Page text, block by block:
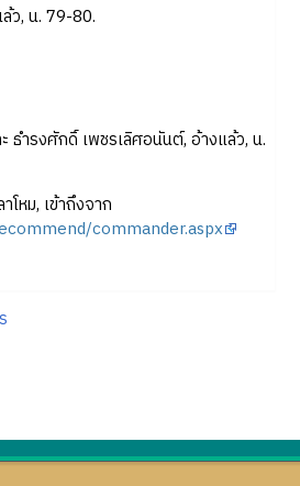
ว, น. 79-80.
ธำรงศักดิ์ เพชรเลิศอนันต์, อ้างแล้ว, น.
โหม, เข้าถึงจาก
commander.aspx